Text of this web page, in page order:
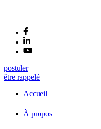
postuler
être rappelé
Accueil
À propos